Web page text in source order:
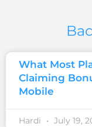
What Most
Claiming
Mobile
Hardi July 19,